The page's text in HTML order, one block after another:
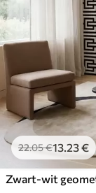
22.05€13.23€
Zwart-wit